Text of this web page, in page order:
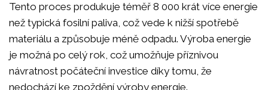
Tento proces produkuje téměř 8 000 krát více energie
než typická fosilní paliva, což vede k nižší spotřebě
materiálu a způsobuje méně odpadu. Výroba energie
je možná po celý rok, což umožňuje příznivou
návratnost počáteční investice díky tomu, že
nedochází ke zpoždění výroby energie.